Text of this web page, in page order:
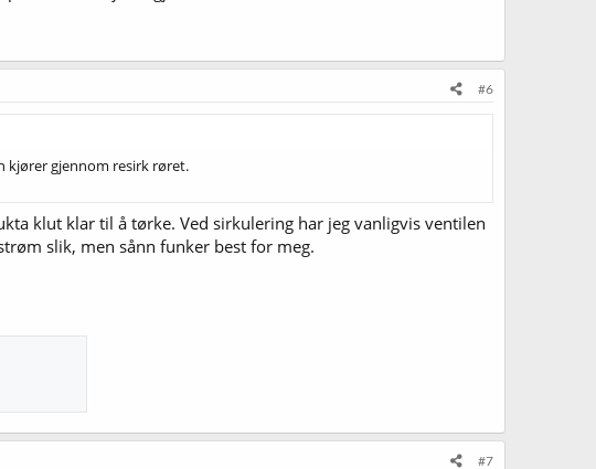
#6
kjører gjennom resirk røret.
klut klar til å tørke. Ved sirkulering har jeg vanligvis ventilen
slik, men sånn funker best for meg.
#7